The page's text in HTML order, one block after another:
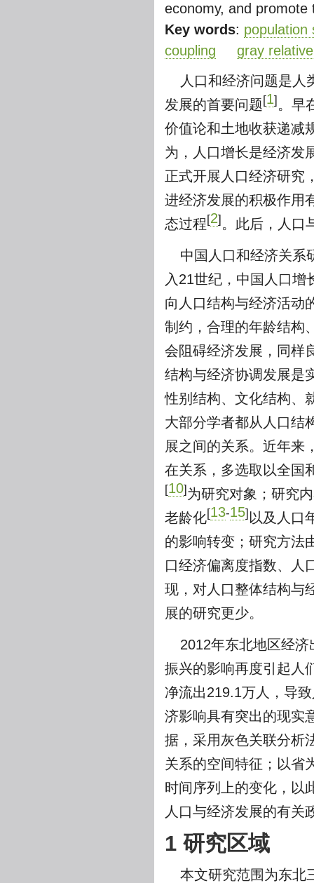
economy, and
Key words: population
coupling
gray
人口和经济问题是人
发展的首要问题[1] 。早
价值论和土地收获递减
为，人口增长是经济发
正式开展人口经济研究
进经济发展的积极作用
态过程[2] 。此后，人口
中国人口和经济关系
入21世纪，中国人口
向人口结构与经济活动
制约，合理的年龄结构
会阻碍经济发展，同样
结构与经济协调发展是
性别结构、文化结构、
大部分学者都从人口结
展之间的关系。近年来
在关系，多选取以全国
[10] 为研究对象；研究
老龄化[13-15] 以及人口
的影响转变；研究方法
口经济偏离度指数、人
现，对人口整体结构与
展的研究更少。
2012年东北地区经济
振兴的影响再度引起人
净流出219.1万人，导
济影响具有突出的现实
据，采用灰色关联分析
关系的空间特征；以省
时间序列上的变化，以
人口与经济发展的有关
1 研究区域
本文研究范围为东北